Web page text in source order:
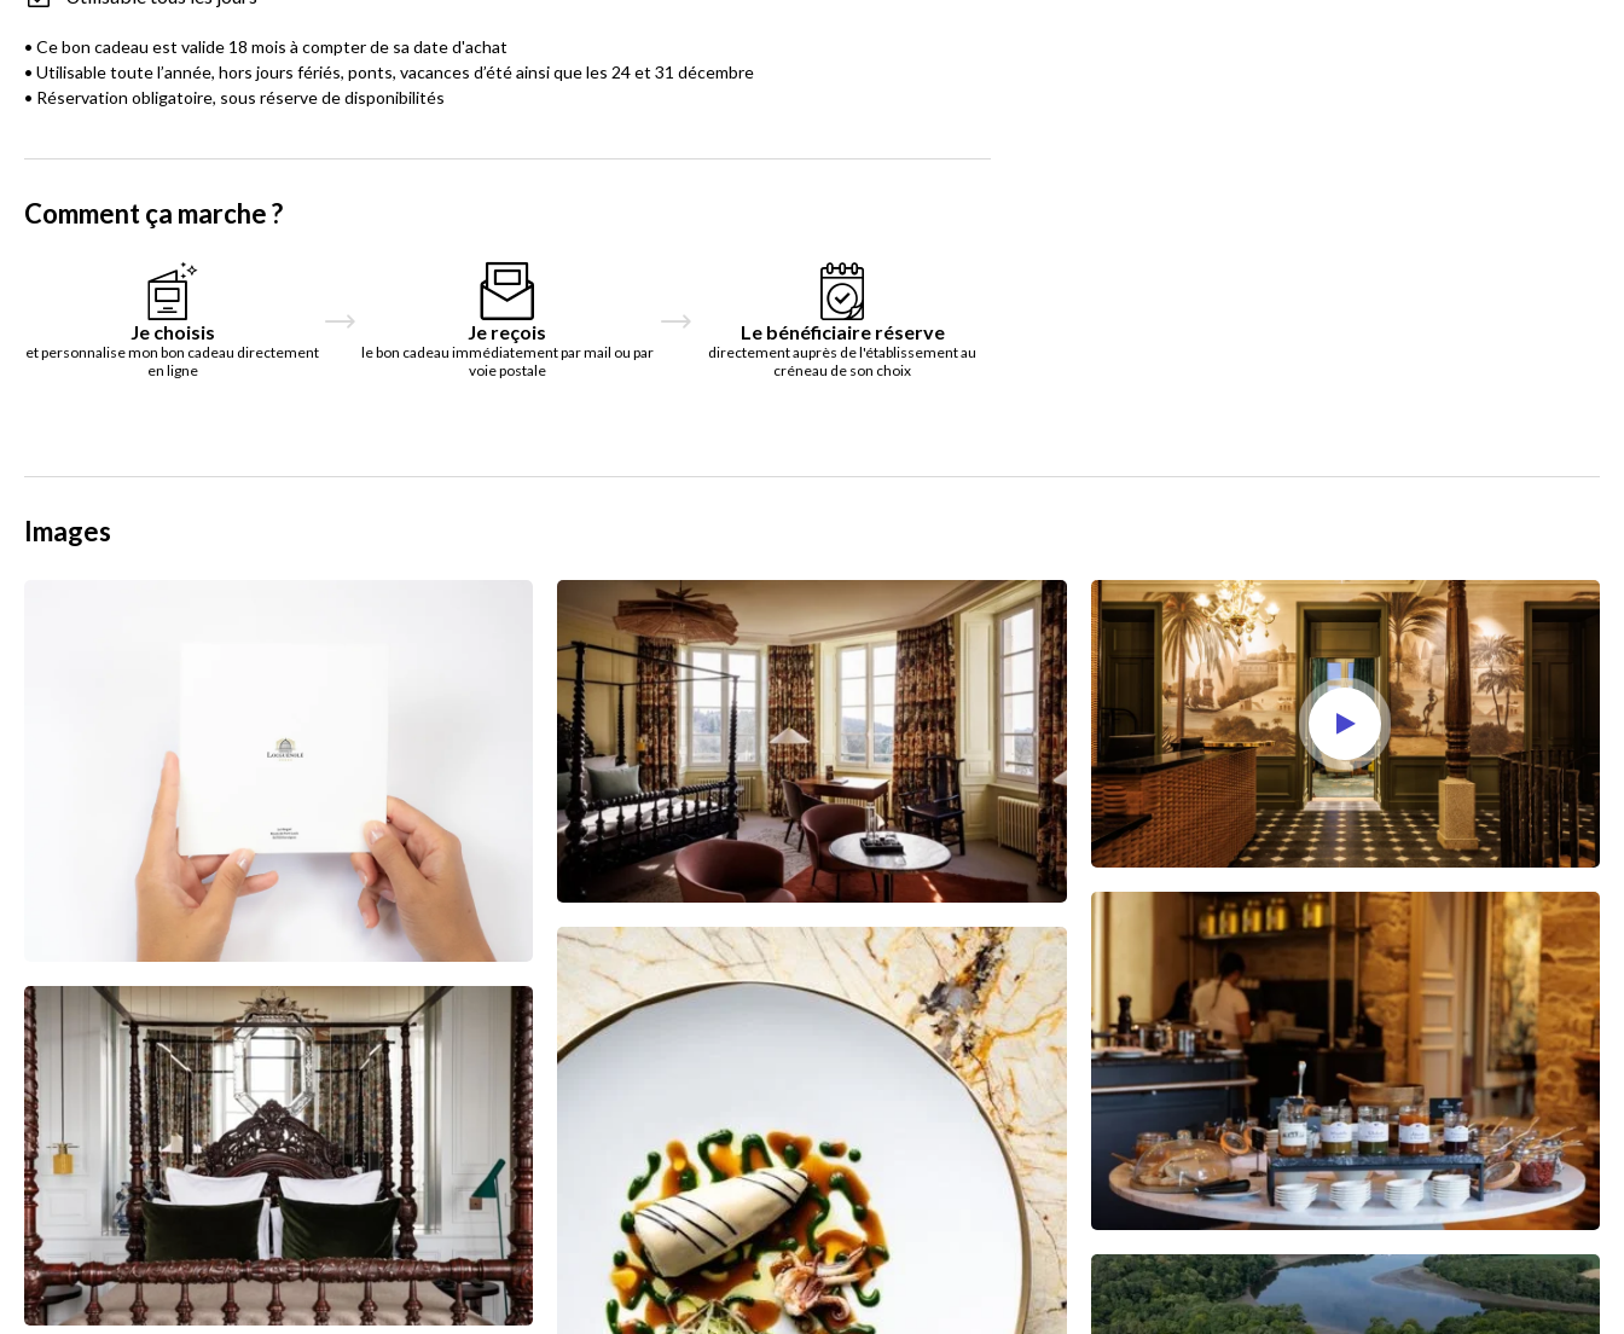
• Ce bon cadeau est valide 18 mois à compter de sa date d'achat
• Utilisable toute l’année, hors jours fériés, ponts, vacances d’été ainsi que les 24 et 31 décembre
• Réservation obligatoire, sous réserve de disponibilités
Comment ça marche ?
Je choisis
et personnalise mon bon cadeau directement
en ligne
Je reçois
le bon cadeau immédiatement par mail ou par
voie postale
Le bénéficiaire réserve
directement auprès de l'établissement au
créneau de son choix
Images